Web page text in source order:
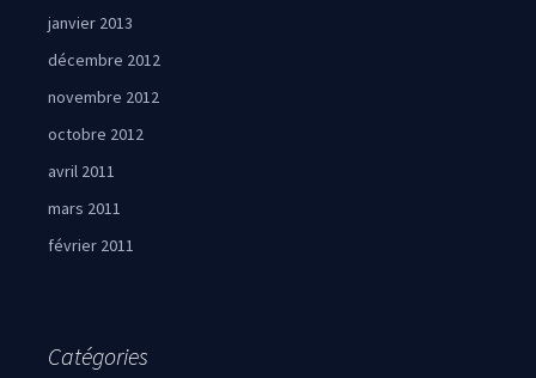
janvier 2013
décembre 2012
novembre 2012
octobre 2012
avril 2011
mars 2011
février 2011
Catégories